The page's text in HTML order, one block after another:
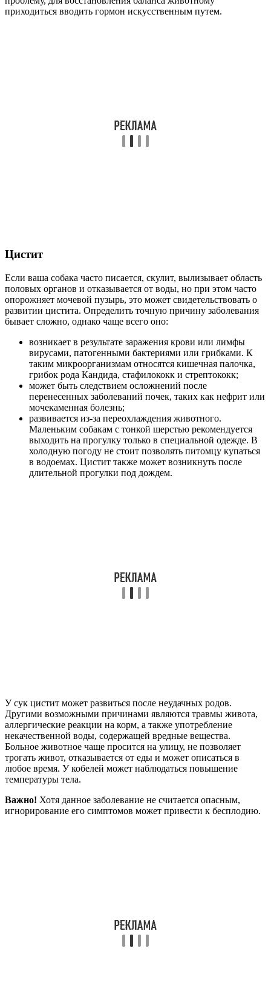
приходиться вводить гормон искусственным путем.
Цистит
Если ваша собака часто писается, скулит, вылизывает область
половых органов и отказывается от воды, но при этом часто
опорожняет мочевой пузырь, это может свидетельствовать о
развитии цистита. Определить точную причину заболевания
бывает сложно, однако чаще всего оно:
возникает в результате заражения крови или лимфы
вирусами, патогенными бактериями или грибками. К
таким микроорганизмам относятся кишечная палочка,
грибок рода Кандида, стафилококк и стрептококк;
может быть следствием осложнений после
перенесенных заболеваний почек, таких как нефрит или
мочекаменная болезнь;
развивается из-за переохлаждения животного.
Маленьким собакам с тонкой шерстью рекомендуется
выходить на прогулку только в специальной одежде. В
холодную погоду не стоит позволять питомцу купаться
в водоемах. Цистит также может возникнуть после
длительной прогулки под дождем.
У сук цистит может развиться после неудачных родов.
Другими возможными причинами являются травмы живота,
аллергические реакции на корм, а также употребление
некачественной воды, содержащей вредные вещества.
Больное животное чаще просится на улицу, не позволяет
трогать живот, отказывается от еды и может описаться в
любое время. У кобелей может наблюдаться повышение
температуры тела.
Важно! Хотя данное заболевание не считается опасным,
игнорирование его симптомов может привести к бесплодию.